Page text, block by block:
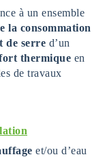
à un ensemble
la consommation
de serre d’un
thermique en
de travaux
et/ou d’eau